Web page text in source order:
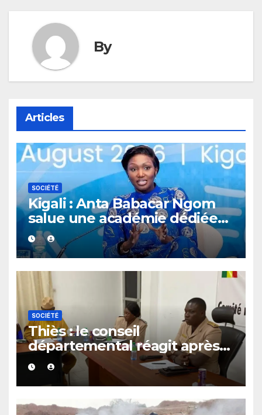
By
Articles
SOCIÉTÉ
Kigali : Anta Babacar Ngom
salue une académie dédiée
au leadership politique des
femmes africaines
SOCIÉTÉ
Thiès : le conseil
départemental réagit après
le rappel à l’ordre du
gouverneur